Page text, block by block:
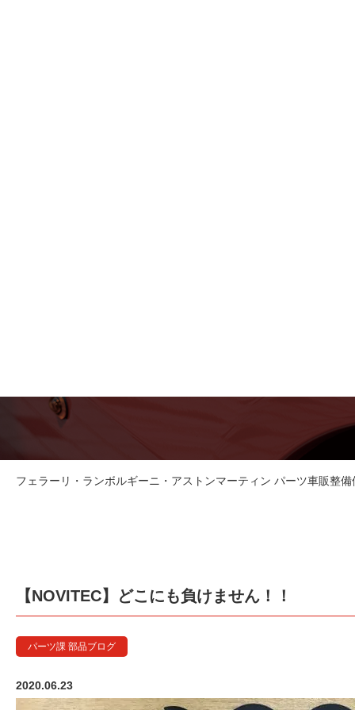
フェラーリ・ランボルギーニ・アストンマーティン パーツ車販整
【NOVITEC】どこにも負けません！！
パーツ課 部品ブログ
2020.06.23